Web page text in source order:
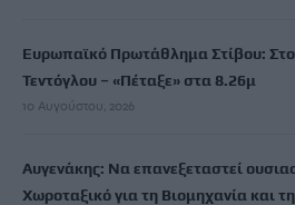
Ευρωπαϊκό Πρωτάθλημα Στίβου:
Τεντόγλου – «Πέταξε» στα 8.26μ
10 Αυγούστου, 2026
Αυγενάκης: Να επανεξεταστεί
Χωροταξικό για τη Βιομηχανία και